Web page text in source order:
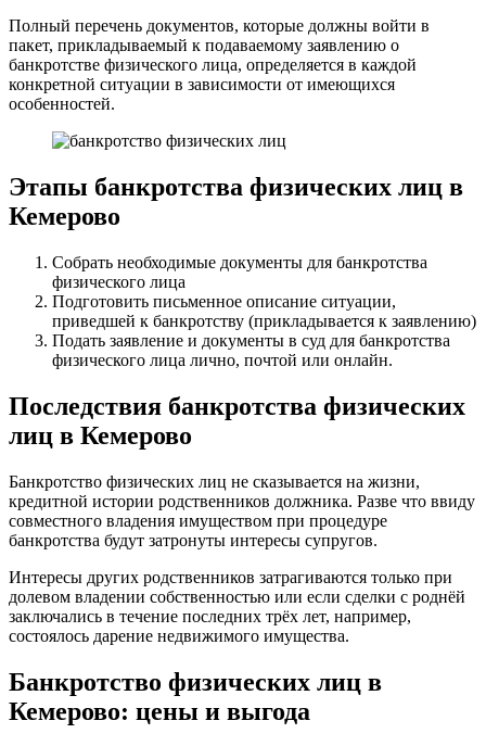
Полный перечень документов, которые должны войти в
пакет, прикладываемый к подаваемому заявлению о
банкротстве физического лица, определяется в каждой
конкретной ситуации в зависимости от имеющихся
особенностей.
Этапы банкротства физических лиц в
Кемерово
Собрать необходимые документы для банкротства
физического лица
Подготовить письменное описание ситуации,
приведшей к банкротству (прикладывается к заявлению)
Подать заявление и документы в суд для банкротства
физического лица лично, почтой или онлайн.
Последствия банкротства физических
лиц в Кемерово
Банкротство физических лиц не сказывается на жизни,
кредитной истории родственников должника. Разве что ввиду
совместного владения имуществом при процедуре
банкротства будут затронуты интересы супругов.
Интересы других родственников затрагиваются только при
долевом владении собственностью или если сделки с роднёй
заключались в течение последних трёх лет, например,
состоялось дарение недвижимого имущества.
Банкротство физических лиц в
Кемерово: цены и выгода